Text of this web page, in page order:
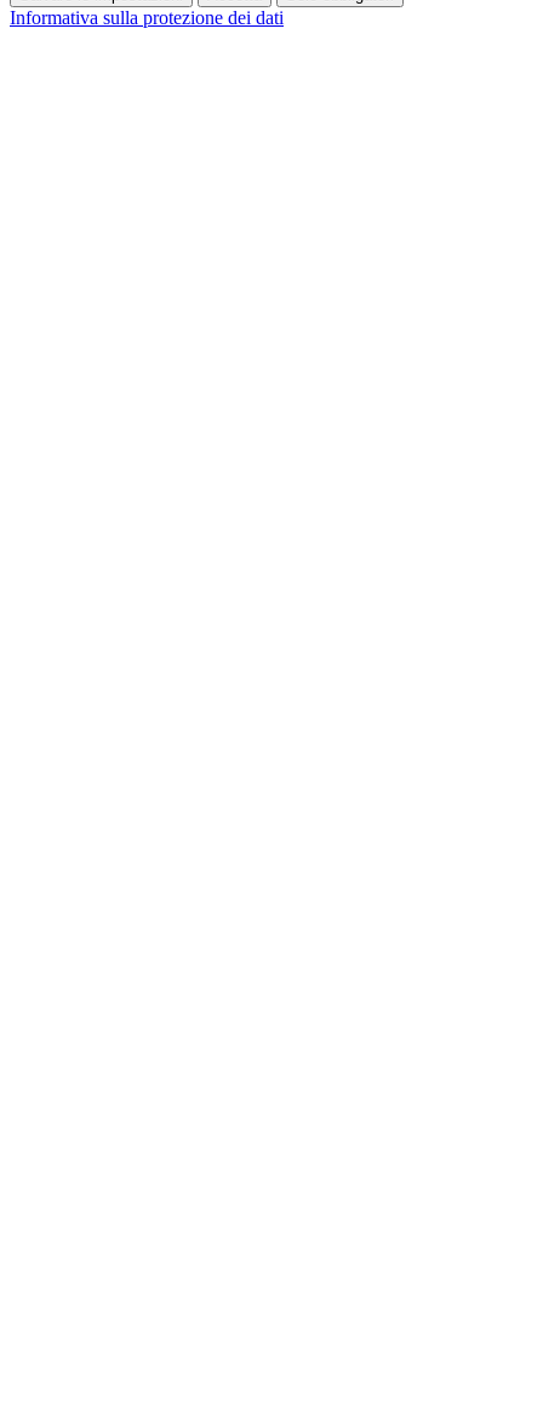
Informativa sulla protezione dei dati